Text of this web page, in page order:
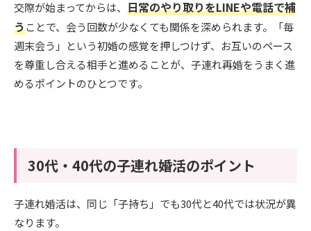
交際が始まってからは、 日常のやり取りをLINEや電話で補
うことで、会う回数が少なくても関係を深められます。「毎
週末会う」という初婚の感覚を押しつけず、お互いのペース
を尊重し合える相手と進めることが、子連れ再婚をうまく進
めるポイントのひとつです。
30代・40代の子連れ婚活のポイント
子連れ婚活は、同じ「子持ち」でも30代と40代では状況が異
なります。